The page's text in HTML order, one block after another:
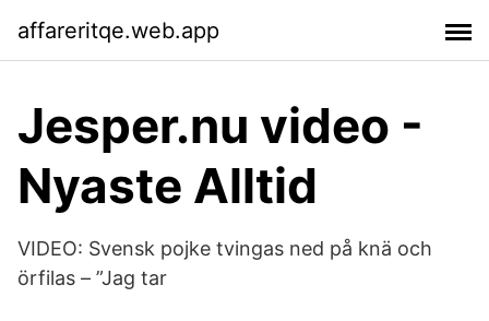
affareritqe.web.app
Jesper.nu video -
Nyaste Alltid
VIDEO: Svensk pojke tvingas ned på knä och
örfilas – ”Jag tar